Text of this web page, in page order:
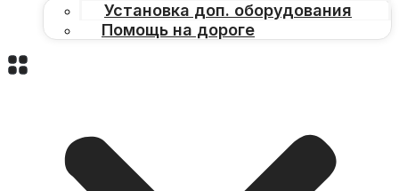
Установка доп. оборудования
Помощь на дороге